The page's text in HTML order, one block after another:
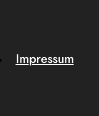
Impressum